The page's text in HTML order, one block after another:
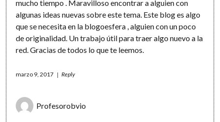
mucho tiempo . Maravilloso encontrar a alguien con
algunas ideas nuevas sobre este tema. Este blog es algo
que se necesita en la blogoesfera , alguien con un poco
de originalidad. Un trabajo útil para traer algo nuevo a la
red. Gracias de todos lo que te leemos.
marzo 9, 2017 Reply
Profesorobvio